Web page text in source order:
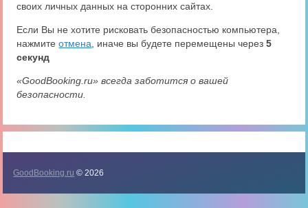
своих личных данных на сторонних сайтах.
Если Вы не хотите рисковать безопасностью компьютера,
нажмитеотмена , иначе вы будете перемещены через5
секунд
«GoodBooking.ru» всегда заботится о вашей
безопасности.
GoodBooking.ru © 2026